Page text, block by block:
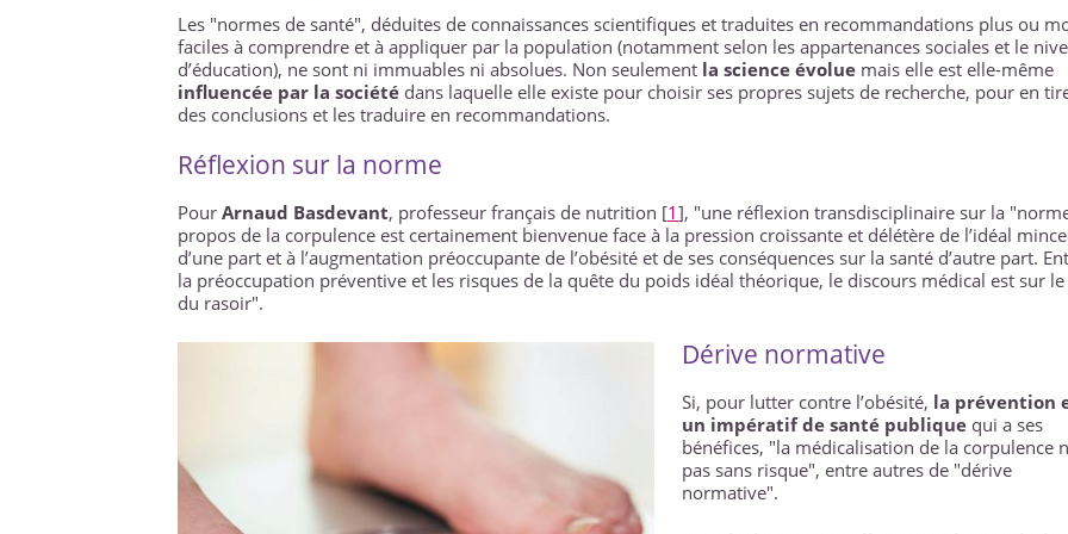
Les "normes de santé", déduites de connaissances scientifiques et traduites en recommandations plus ou
faciles à comprendre et à appliquer par la population (notamment selon les appartenances sociales et le
d’éducation), ne sont ni immuables ni absolues. Non seulement la science évolue mais elle est elle-même
influencée par la société dans laquelle elle existe pour choisir ses propres sujets de recherche, pour en
des conclusions et les traduire en recommandations.
Réflexion sur la norme
PourArnaud Basdevant, professeur français de nutrition [1], "une réflexion transdisciplinaire sur la
propos de la corpulence est certainement bienvenue face à la pression croissante et délétère de l’idéal
d’une part et à l’augmentation préoccupante de l’obésité et de ses conséquences sur la santé d’autre part.
la préoccupation préventive et les risques de la quête du poids idéal théorique, le discours médical est sur
du rasoir".
Dérive normative
Si, pour lutter contre l’obésité, la prévention
un impératif de santé publique qui a ses
bénéfices, "la médicalisation de la corpulence
pas sans risque", entre autres de "dérive
normative".